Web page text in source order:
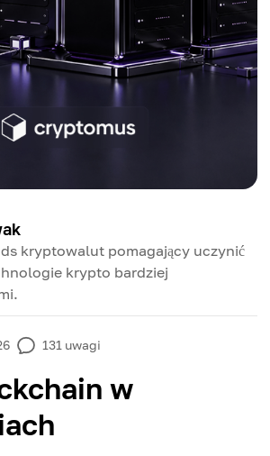
kryptowalut pomagający uczynić
krypto bardziej
131 uwagi
w